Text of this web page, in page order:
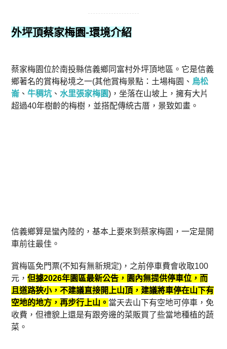
外坪頂蔡家梅園-環境介紹
蔡家梅園位於南投縣信義鄉同富村外坪頂地區。它是信義
鄉著名的賞梅秘境之一(其他賞梅景點：土場梅園、 烏松
崙、牛稠坑 、水里張家梅園)，坐落在山坡上，擁有大片
超過40年樹齡的梅樹，並搭配傳統古厝，景致如畫。
信義鄉算是蠻內陸的，基本上要來到蔡家梅園，一定是開
車前往最佳。
賞梅區免門票(不知有無新規定)，之前停車費會收取100
元，但據2026年園區最新公告，園內無提供停車位，而
且道路狹小，不建議直接開上山頂，建議將車停在山下有
空地的地方，再步行上山。 當天去山下有空地可停車，免
收費，但禮貌上還是有跟旁邊的菜販買了些當地種植的蔬
菜。